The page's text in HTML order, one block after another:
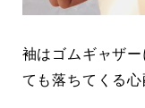
袖はゴムギャザ
ても落ちてくる